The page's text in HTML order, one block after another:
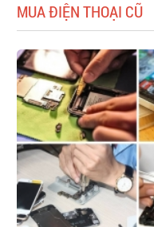
MUA ĐIỆN THOẠI CŨ